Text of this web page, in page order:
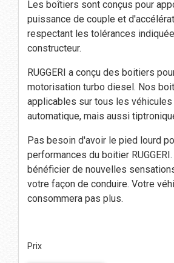
Les boîtiers sont conçus pour
puissance de couple et
respectant les tolérances
constructeur.
RUGGERI a conçu des boitiers
motorisation turbo diesel. Nos
applicables sur tous les véhicules
automatique, mais aussi
Pas besoin d'avoir le pied lourd
performances du boitier
bénéficier de nouvelles
votre façon de conduire. Votre
consommera pas plus.
Prix